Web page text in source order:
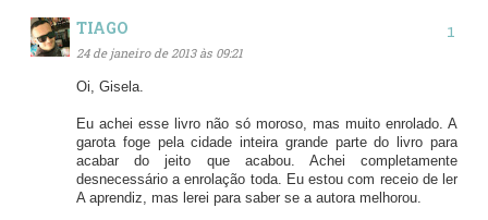
TIAGO
24 de janeiro de 2013 às 09:21
Oi, Gisela.
Eu achei esse livro não só moroso, mas muito enrolado. A
garota foge pela cidade inteira grande parte do livro para
acabar do jeito que acabou. Achei completamente
desnecessário a enrolação toda. Eu estou com receio de ler
A aprendiz, mas lerei para saber se a autora melhorou.